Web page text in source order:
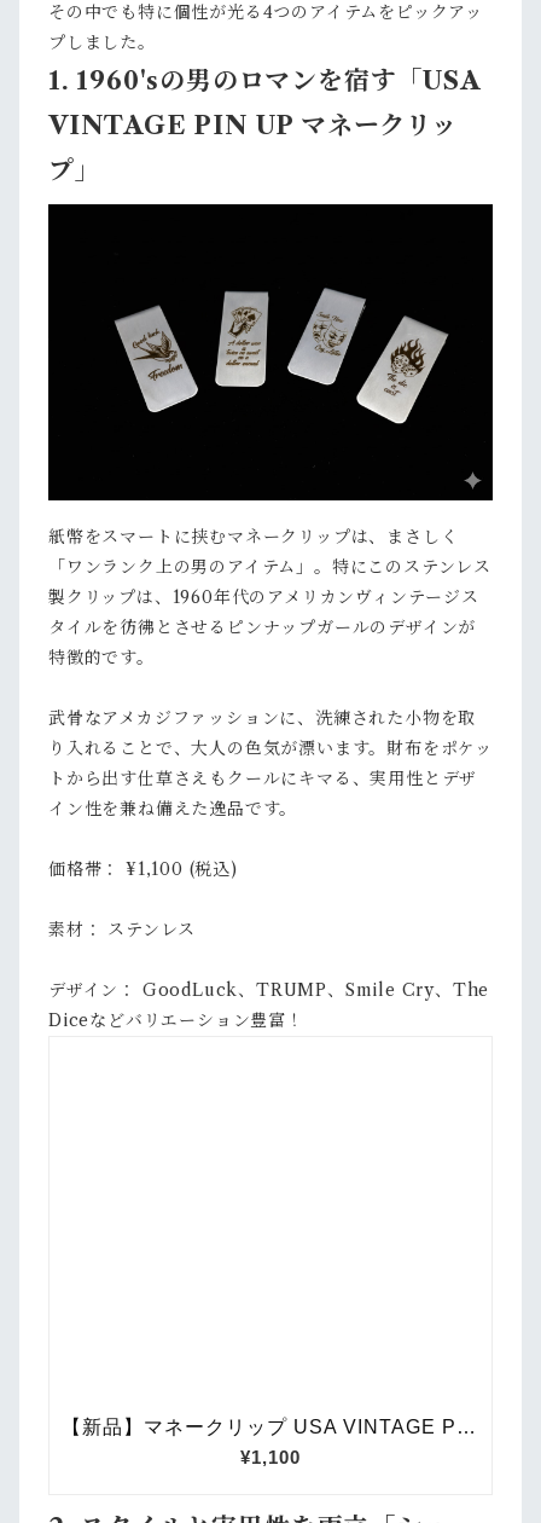
その中でも特に個性が光る4つのアイテムをピックアッ
プしました。
1. 1960'sの男のロマンを宿す「USA
VINTAGE PIN UP マネークリッ
プ」
紙幣をスマートに挟むマネークリップは、まさしく
「ワンランク上の男のアイテム」。特にこのステンレス
製クリップは、1960年代のアメリカンヴィンテージス
タイルを彷彿とさせるピンナップガールのデザインが
特徴的です。
武骨なアメカジファッションに、洗練された小物を取
り入れることで、大人の色気が漂います。財布をポケッ
トから出す仕草さえもクールにキマる、実用性とデザ
イン性を兼ね備えた逸品です。
価格帯： ¥1,100 (税込)
素材： ステンレス
デザイン： GoodLuck、TRUMP、Smile Cry、The
Diceなどバリエーション豊富！